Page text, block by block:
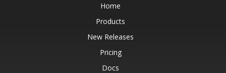
Home
Products
New Releases
Pricing
Docs